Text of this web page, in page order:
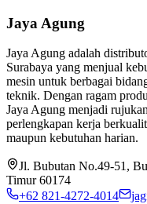
Jaya Agung
Jaya Agung adalah
Surabaya yang menjual
mesin untuk berbagai
teknik. Dengan ragam
Jaya Agung menjadi
perlengkapan kerja
maupun kebutuhan harian.
Jl. Bubutan No.49-51,
Timur 60174
+62 821-4272-4014